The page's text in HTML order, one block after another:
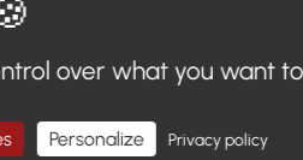
ou à utiliser le menu pour
over what you want
Personalize Privacy policy